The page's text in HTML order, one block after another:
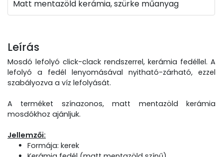
Matt mentazöld kerámia, szürke műanyag
Leírás
Mosdó lefolyó click-clack rendszerrel, kerámia fedéllel. A
lefolyó a fedél lenyomásával nyitható-zárható, ezzel
szabályozva a víz lefolyását.
A terméket színazonos, matt mentazöld kerámia
mosdókhoz ajánljuk.
Jellemzői:
Formája: kerek